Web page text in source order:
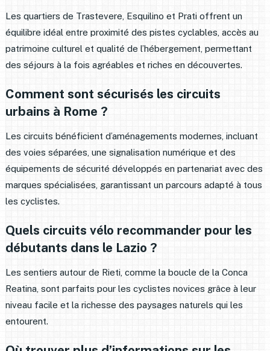
Les quartiers de Trastevere, Esquilino et Prati offrent un
équilibre idéal entre proximité des pistes cyclables, accès au
patrimoine culturel et qualité de l’hébergement, permettant
des séjours à la fois agréables et riches en découvertes.
Comment sont sécurisés les circuits
urbains à Rome ?
Les circuits bénéficient d’aménagements modernes, incluant
des voies séparées, une signalisation numérique et des
équipements de sécurité développés en partenariat avec des
marques spécialisées, garantissant un parcours adapté à tous
les cyclistes.
Quels circuits vélo recommander pour les
débutants dans le Lazio ?
Les sentiers autour de Rieti, comme la boucle de la Conca
Reatina, sont parfaits pour les cyclistes novices grâce à leur
niveau facile et la richesse des paysages naturels qui les
entourent.